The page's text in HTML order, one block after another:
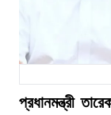
প্রধানমন্ত্রী